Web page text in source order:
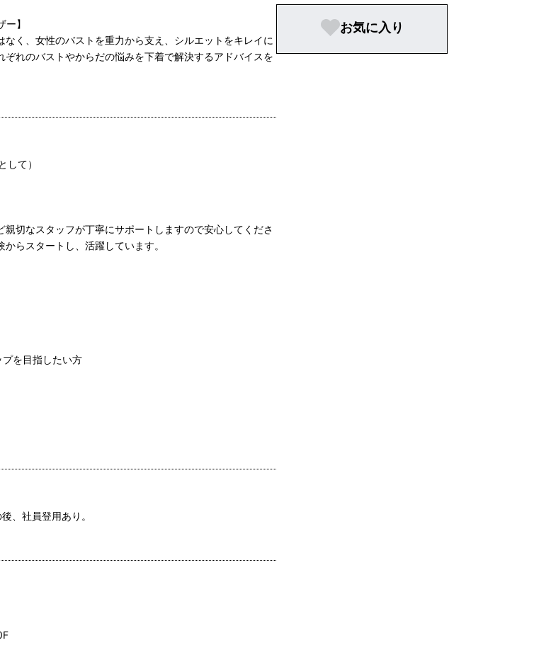
】
く、女性のバストを重力から支え、シルエットをキレイに
れのバストやからだの悩みを下着で解決するアドバイスを
て）
切なスタッフが丁寧にサポートしますので安心してくださ
らスタートし、活躍しています。
を目指したい方
、社員登用あり。
お気に入り